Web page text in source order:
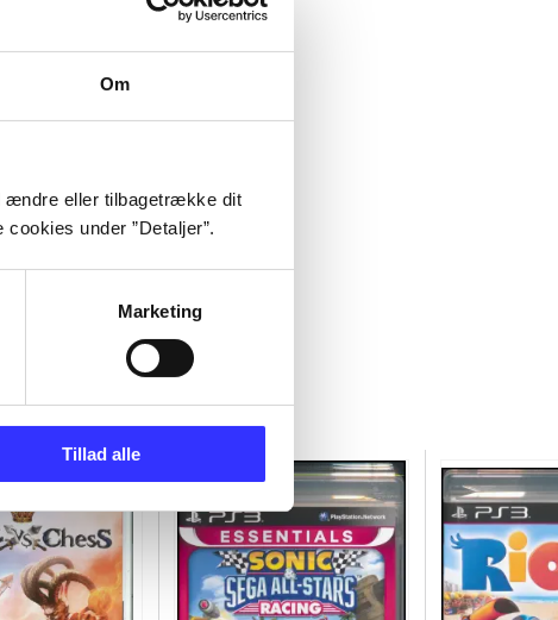
Om
ændre eller tilbagetrække dit
under ”Detaljer”.
Marketing
Tillad alle